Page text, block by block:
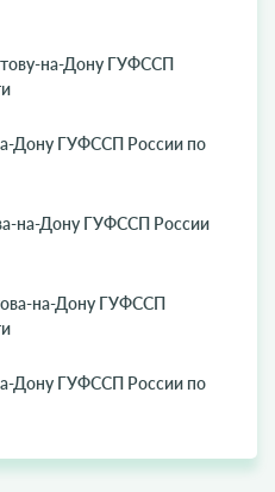
на-Дону ГУФССП
Дону ГУФССП России по
на-Дону ГУФССП России
на-Дону ГУФССП
Дону ГУФССП России по